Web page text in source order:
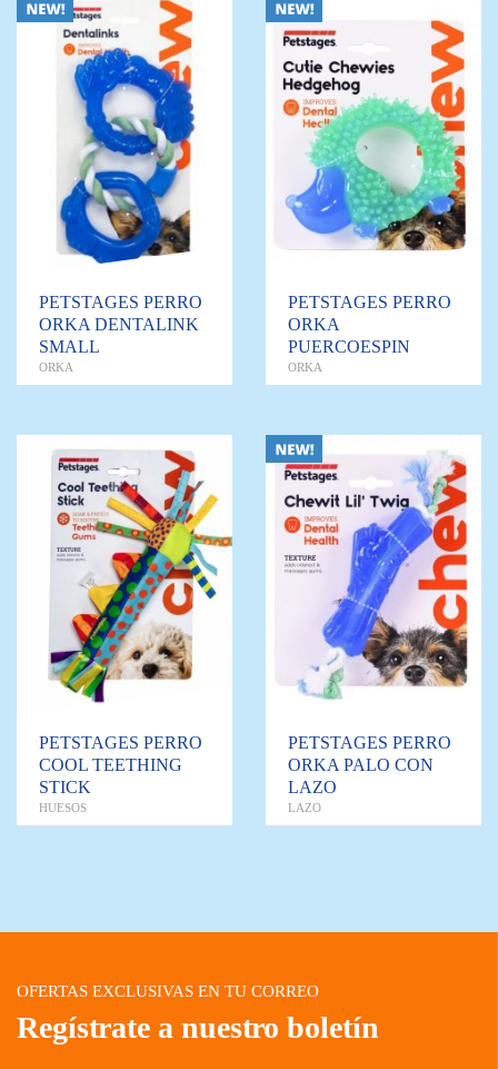
PETSTAGES PERRO
ORKA DENTALINK
SMALL
ORKA
PETSTAGES PERRO
ORKA
PUERCOESPIN
ORKA
PETSTAGES PERRO
COOL TEETHING
STICK
HUESOS
PETSTAGES PERRO
ORKA PALO CON
LAZO
LAZO
OFERTAS EXCLUSIVAS EN TU CORREO
Regístrate a nuestro boletín